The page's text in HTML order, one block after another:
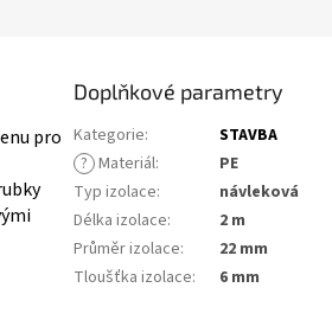
pro
Doplňkové parametry
Kategorie:
STAVBA
? Materiál:
PE
Typ izolace:
návleková
Délka izolace:
2 m
Průměr izolace:
22 mm
Tloušťka izolace: 6 mm